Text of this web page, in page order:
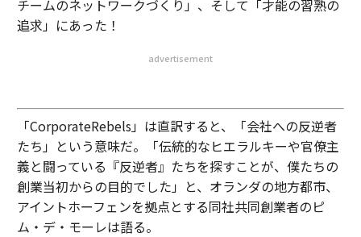
チームのネットワークづくり」、そして「才能の習熟の
追求」にあった！
advertisement
「CorporateRebels」は直訳すると、「会社への反逆者
たち」という意味だ。「伝統的なヒエラルキーや官僚主
義と闘っている『反逆者』たちを探すことが、僕たちの
創業当初からの目的でした」と、オランダの地方都市、
アイントホーフェンを拠点とする同社共同創業者のピ
ム・デ・モーレは語る。